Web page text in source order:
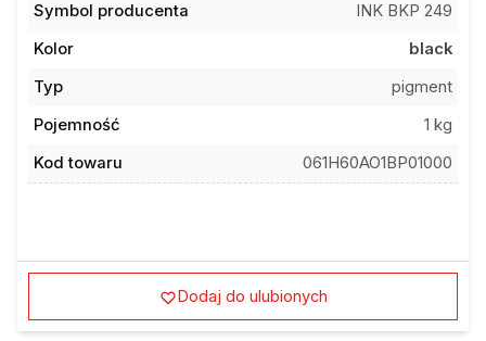
Symbol producenta
INK BKP 249
Kolor
black
Typ
pigment
Pojemność
1 kg
Kod towaru
061H60AO1BP01000
Dodaj do ulubionych